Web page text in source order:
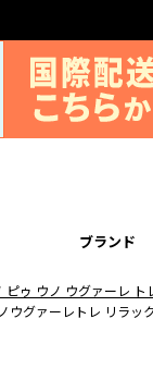
ブランド
ピゥ ウノ ウグァーレ ト
グァーレトレ リラッ